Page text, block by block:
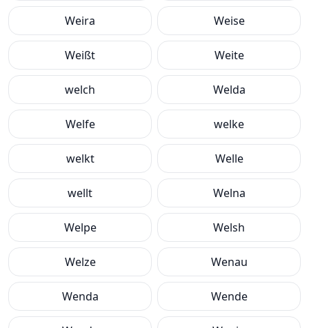
Weira Weise
Weißt Weite
welch Welda
Welfe welke
welkt Welle
wellt Welna
Welpe Welsh
Welze Wenau
Wenda Wende